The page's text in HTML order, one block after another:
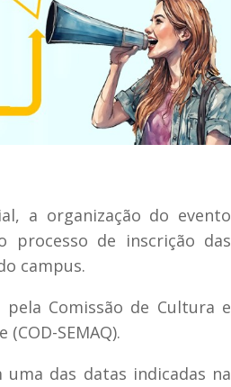
a organização do evento
processo de inscrição das
campus.
pela Comissão de Cultura e
SEMAQ).
das datas indicadas na